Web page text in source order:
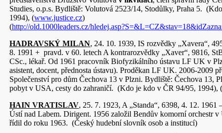
Studies, o.p.s. Bydliště: Volutová 2523/14, Stodůlky, Praha 5.
1994), (www.justice.cz)
(http://old.1000leaders.cz/
HADRAVSKÝ MILAN, 24. 10. 1939, IS rozvědky „Xavera“,
8. 1991 + pravd. v 60. letech A kontrarozvědky „Xaver“, 9816,
CSc., lékař. Od 1961 pracovník Biofyzikálního ústavu LF UK v
asistent, docent, přednosta ústavu). Proděkan LF UK. 2006-2009
Společenství pro dům Čechova 13 v Plzni. Bydliště: Čechova 13,
pobyt v USA, cesty do zahraničí. (Kdo je kdo v ČR 94/95, 1994), (
HAIN VRATISLAV, 25. 7. 1923, A „Standa“, 6398, 4. 12. 1961
Ústí nad Labem. Dirigent. 1956 založil Bendův komorní orchestr v
řídil do roku 1963. (Český hudební slovník osob a institucí)